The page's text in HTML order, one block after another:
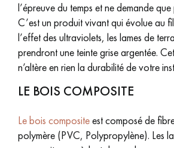
l’épreuve du temps et ne demande que
C’est un produit vivant qui évolue au
l’effet des ultraviolets, les lames de
prendront une teinte grise argentée.
n’altère en rien la durabilité de votre
LE BOIS COMPOSITE
Le bois compositeest composé de
polymère (PVC, Polypropylène). Les